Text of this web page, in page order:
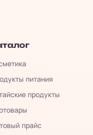
питания
продукты
прайс